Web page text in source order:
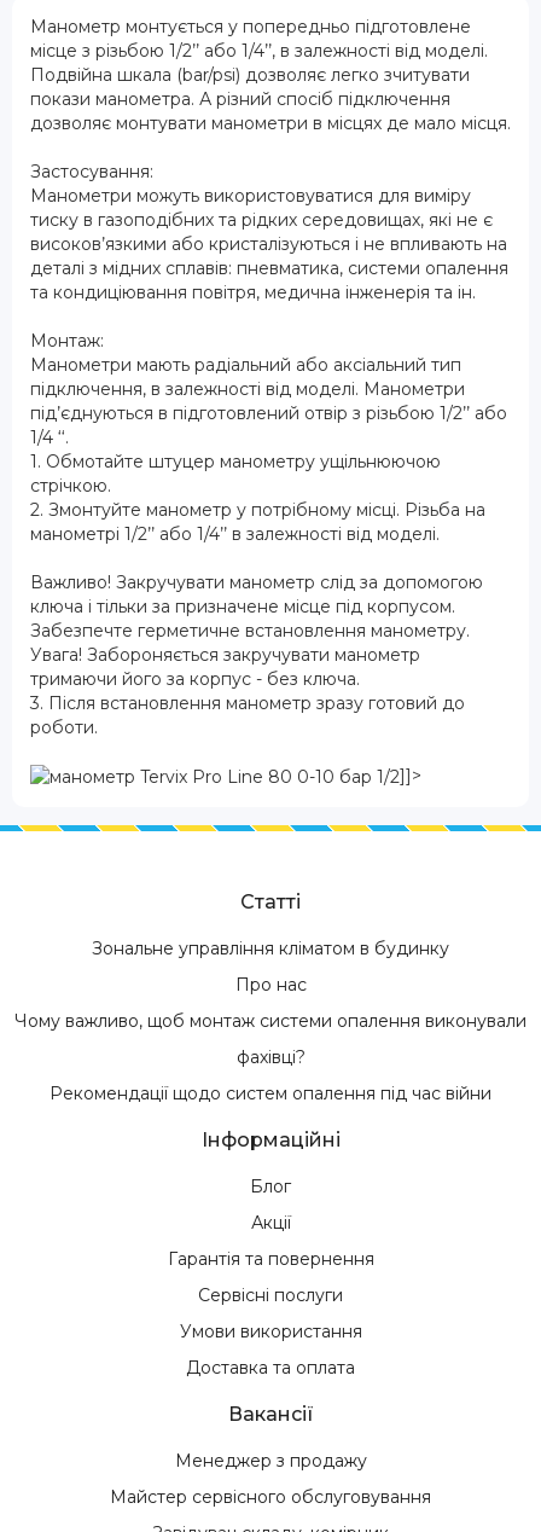
Манометр монтується у попередньо підготовлене
місце з різьбою 1/2’’ або 1/4’’, в залежності від моделі.
Подвійна шкала (bar/psi) дозволяє легко зчитувати
покази манометра. А різний спосіб підключення
дозволяє монтувати манометри в місцях де мало місця.
Застосування:
Манометри можуть використовуватися для виміру
тиску в газоподібних та рідких середовищах, які не є
високов’язкими або кристалізуються і не впливають на
деталі з мідних сплавів: пневматика, системи опалення
та кондиціювання повітря, медична інженерія та ін.
Монтаж:
Манометри мають радіальний або аксіальний тип
підключення, в залежності від моделі. Манометри
під’єднуються в підготовлений отвір з різьбою 1/2’’ або
1/4 ‘‘.
1. Обмотайте штуцер манометру ущільнюючою
стрічкою.
2. Змонтуйте манометр у потрібному місці. Різьба на
манометрі 1/2’’ або 1/4’’ в залежності від моделі.
Важливо! Закручувати манометр слід за допомогою
ключа і тільки за призначене місце під корпусом.
Забезпечте герметичне встановлення манометру.
Увага! Забороняється закручувати манометр
тримаючи його за корпус - без ключа.
3. Після встановлення манометр зразу готовий до
роботи.
]]>
Статті
Зональне управління кліматом в будинку
Про нас
Чому важливо, щоб монтаж системи опалення виконували
фахівці?
Рекомендації щодо систем опалення під час війни
Інформаційні
Блог
Акції
Гарантія та повернення
Сервісні послуги
Умови використання
Доставка та оплата
Вакансії
Менеджер з продажу
Майстер сервісного обслуговування